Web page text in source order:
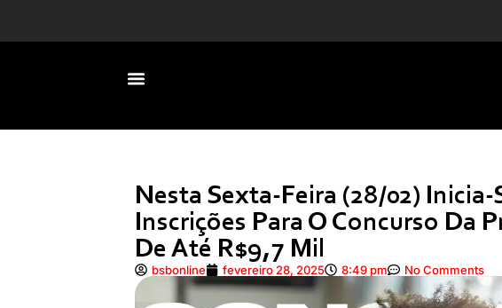
Nesta Sexta-Feira (28/02) Inicia-
Inscrições Para O Concurso Da
De Até R$9,7 Mil
bsbonline fevereiro 28, 2025 8:49 pm No Comments